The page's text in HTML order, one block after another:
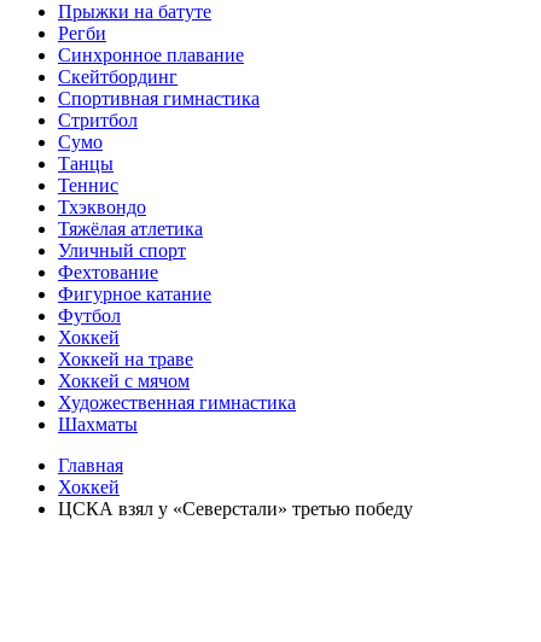
Прыжки на батуте
Регби
Синхронное плавание
Скейтбординг
Спортивная гимнастика
Стритбол
Сумо
Танцы
Теннис
Тхэквондо
Тяжёлая атлетика
Уличный спорт
Фехтование
Фигурное катание
Футбол
Хоккей
Хоккей на траве
Хоккей с мячом
Художественная гимнастика
Шахматы
Главная
Хоккей
ЦСКА взял у «Северстали» третью победу